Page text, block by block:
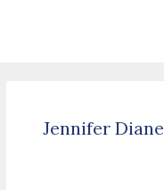
Jennifer